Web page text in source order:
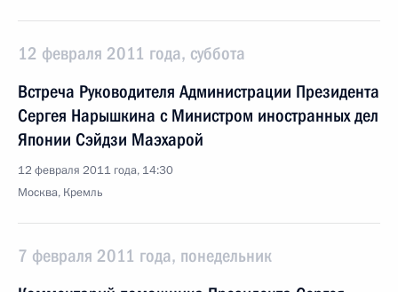
12 февраля 2011 года, суббота
Встреча Руководителя Администрации Президента
Сергея Нарышкина с Министром иностранных дел
Японии Сэйдзи Маэхарой
12 февраля 2011 года, 14:30
Москва, Кремль
7 февраля 2011 года, понедельник